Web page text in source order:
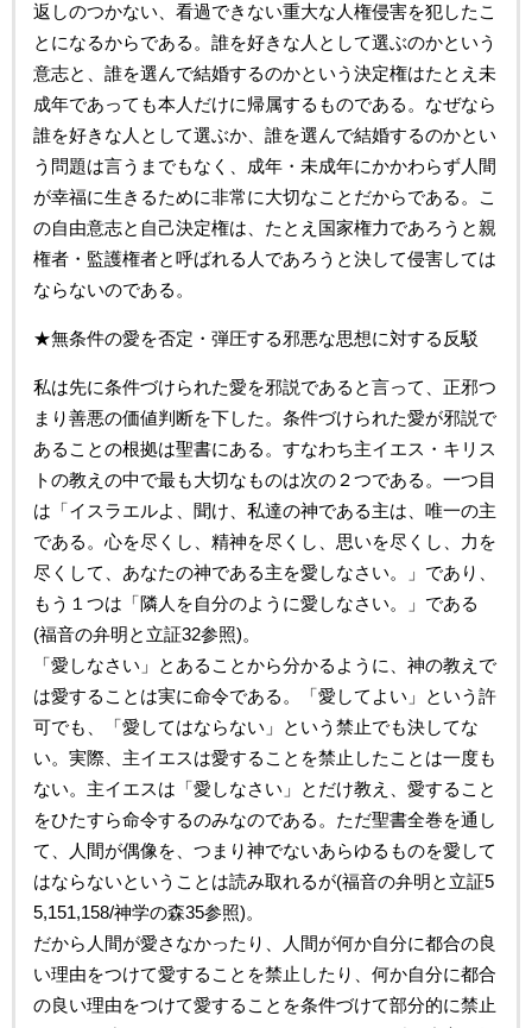
返しのつかない、看過できない重大な人権侵害を犯したこ
とになるからである。誰を好きな人として選ぶのかという
意志と、誰を選んで結婚するのかという決定権はたとえ未
成年であっても本人だけに帰属するものである。なぜなら
誰を好きな人として選ぶか、誰を選んで結婚するのかとい
う問題は言うまでもなく、成年・未成年にかかわらず人間
が幸福に生きるために非常に大切なことだからである。こ
の自由意志と自己決定権は、たとえ国家権力であろうと親
権者・監護権者と呼ばれる人であろうと決して侵害しては
ならないのである。
★無条件の愛を否定・弾圧する邪悪な思想に対する反駁
私は先に条件づけられた愛を邪説であると言って、正邪つ
まり善悪の価値判断を下した。条件づけられた愛が邪説で
あることの根拠は聖書にある。すなわち主イエス・キリス
トの教えの中で最も大切なものは次の２つである。一つ目
は「イスラエルよ、聞け、私達の神である主は、唯一の主
である。心を尽くし、精神を尽くし、思いを尽くし、力を
尽くして、あなたの神である主を愛しなさい。」であり、
もう１つは「隣人を自分のように愛しなさい。」である
(福音の弁明と立証32参照)。
「愛しなさい」とあることから分かるように、神の教えで
は愛することは実に命令である。「愛してよい」という許
可でも、「愛してはならない」という禁止でも決してな
い。実際、主イエスは愛することを禁止したことは一度も
ない。主イエスは「愛しなさい」とだけ教え、愛すること
をひたすら命令するのみなのである。ただ聖書全巻を通し
て、人間が偶像を、つまり神でないあらゆるものを愛して
はならないということは読み取れるが(福音の弁明と立証5
5,151,158/神学の森35参照)。
だから人間が愛さなかったり、人間が何か自分に都合の良
い理由をつけて愛することを禁止したり、何か自分に都合
の良い理由をつけて愛することを条件づけて部分的に禁止